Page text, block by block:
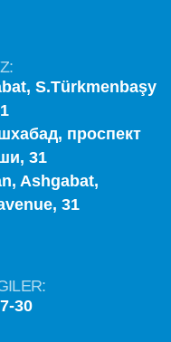
S.Türkmenbaşy
проспект
31
Ashgabat,
31
30